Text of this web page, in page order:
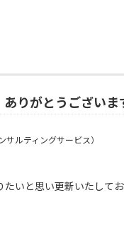
りがとうございま
ルティングサービス）
いと思い更新いたして